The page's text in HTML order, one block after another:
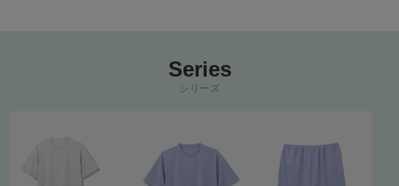
Series
シリーズ